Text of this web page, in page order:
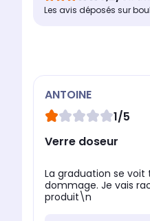
Les avis déposés sur
ANTOINE
1/5
Verre doseur
La graduation se voit
dommage. Je vais
produit\n